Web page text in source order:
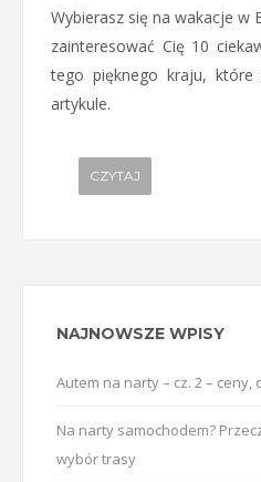
Wybierasz się na wakacje w
zainteresować Cię 10
tego pięknego kraju, które
artykule.
CZYTAJ
NAJNOWSZE WPISY
Autem na narty – cz. 2 – ceny,
Na narty samochodem?
wybór trasy